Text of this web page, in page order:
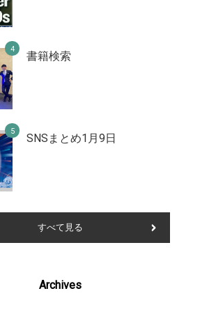
書籍検索
SNSまとめ1月9日
すべて見る
Archives